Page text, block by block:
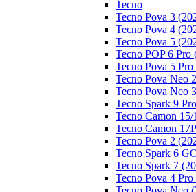
Tecno
Tecno Pova 3
Tecno Pova 4
Tecno Pova 5
Tecno POP 6 Pro
Tecno Pova 5
Tecno Pova Neo
Tecno Pova Neo
Tecno Spark 9
Tecno Camon
Tecno Camon
Tecno Pova 2
Tecno Spark 6
Tecno Spark 7
Tecno Pova 4